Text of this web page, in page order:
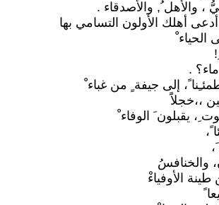
، والأهل ُ, والأصدقاء .
أهلك الأولون التسامي بها
الحياء
.
ً، إلى جيفة ٍ من غباء
،،خجلاًَ
ِ، يقبلون َ الوفاء
ً،
والخنافسُ
الأوفياءْ